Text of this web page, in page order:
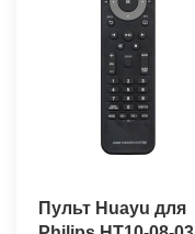
Пульт Huayu для